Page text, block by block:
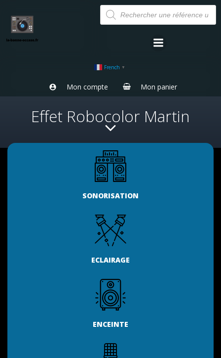
Aller
au
contenu
Recherche
de
produits
French ▼
Mon compte Mon panier
Effet Robocolor Martin
SONORISATION
ECLAIRAGE
ENCEINTE